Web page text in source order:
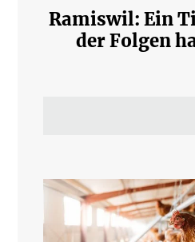
Ramiswil: Ein
der Folgen